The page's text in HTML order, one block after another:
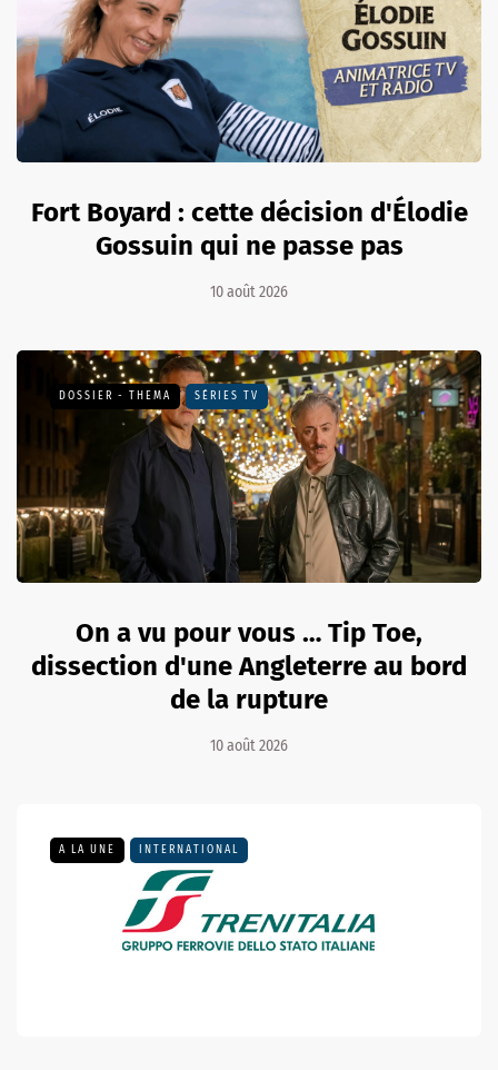
Fort Boyard : cette décision d'Élodie
Gossuin qui ne passe pas
10 août 2026
DOSSIER - THEMA SÉRIES TV
On a vu pour vous … Tip Toe,
dissection d'une Angleterre au bord
de la rupture
10 août 2026
A LA UNE INTERNATIONAL